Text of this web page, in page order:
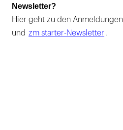
Newsletter?
Hier geht zu den Anmeldungen
und zm starter-Newsletter .